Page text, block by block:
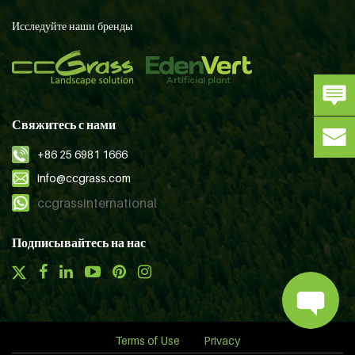
Исследуйте наши бренды
Свяжитесь с нами
+86 25 6981 1666
info@ccgrass.com
ccgrassinternational
Подписывайтесь на нас
Terms of Use Privacy